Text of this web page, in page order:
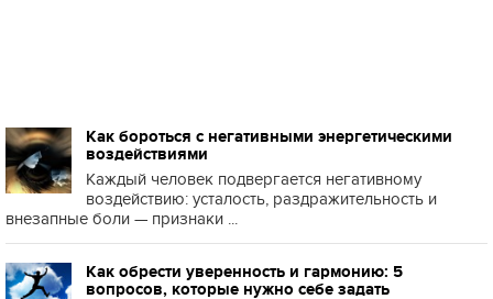
Как бороться с негативными энергетическими
воздействиями
Каждый человек подвергается негативному
воздействию: усталость, раздражительность и
внезапные боли — признаки ...
Как обрести уверенность и гармонию: 5
вопросов, которые нужно себе задать